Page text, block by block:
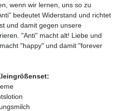
wenn wir lernen, uns so zu
bedeutet Widerstand und richtet
und damit gegen unsere
"Anti" macht alt! Liebe und
"happy" und damit "forever